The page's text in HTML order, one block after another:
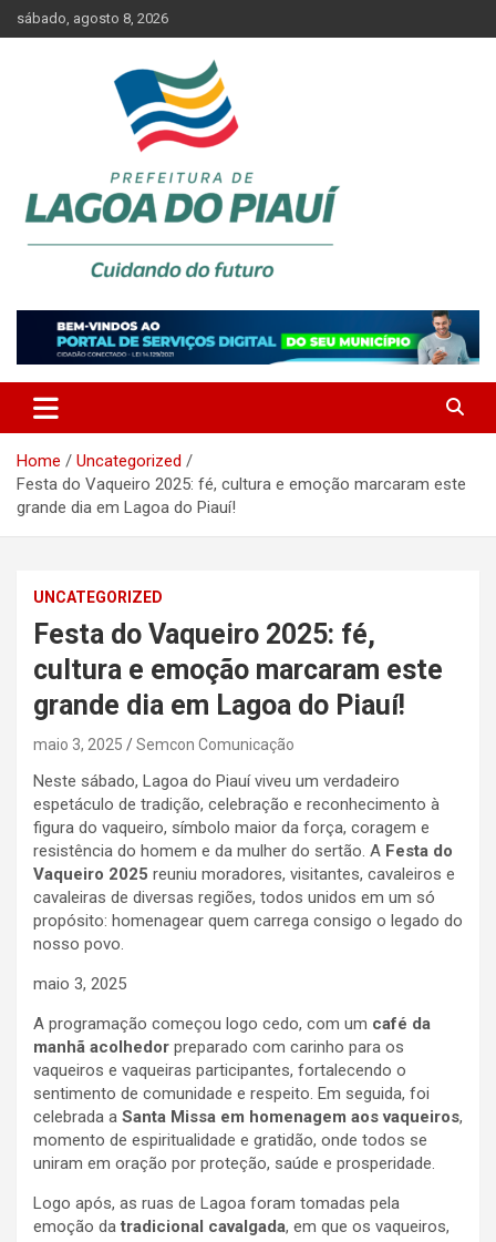
Skip
to
sábado, agosto 8, 2026
PREFEITURA DE LAGOA DO
PIAUÍ
Home
Uncategorized
Festa do Vaqueiro 2025: fé, cultura e emoção marcaram este
grande dia em Lagoa do Piauí!
UNCATEGORIZED
Festa do Vaqueiro 2025: fé,
cultura e emoção marcaram este
grande dia em Lagoa do Piauí!
maio 3, 2025 Semcon Comunicação
Neste sábado, Lagoa do Piauí viveu um verdadeiro
espetáculo de tradição, celebração e reconhecimento à
figura do vaqueiro, símbolo maior da força, coragem e
resistência do homem e da mulher do sertão. A Festa do
Vaqueiro 2025 reuniu moradores, visitantes, cavaleiros e
cavaleiras de diversas regiões, todos unidos em um só
propósito: homenagear quem carrega consigo o legado do
nosso povo.
maio 3, 2025
A programação começou logo cedo, com um café da
manhã acolhedor preparado com carinho para os
vaqueiros e vaqueiras participantes, fortalecendo o
sentimento de comunidade e respeito. Em seguida, foi
celebrada a Santa Missa em homenagem aos vaqueiros,
momento de espiritualidade e gratidão, onde todos se
uniram em oração por proteção, saúde e prosperidade.
Logo após, as ruas de Lagoa foram tomadas pela
emoção datradicional cavalgada, em que os vaqueiros,